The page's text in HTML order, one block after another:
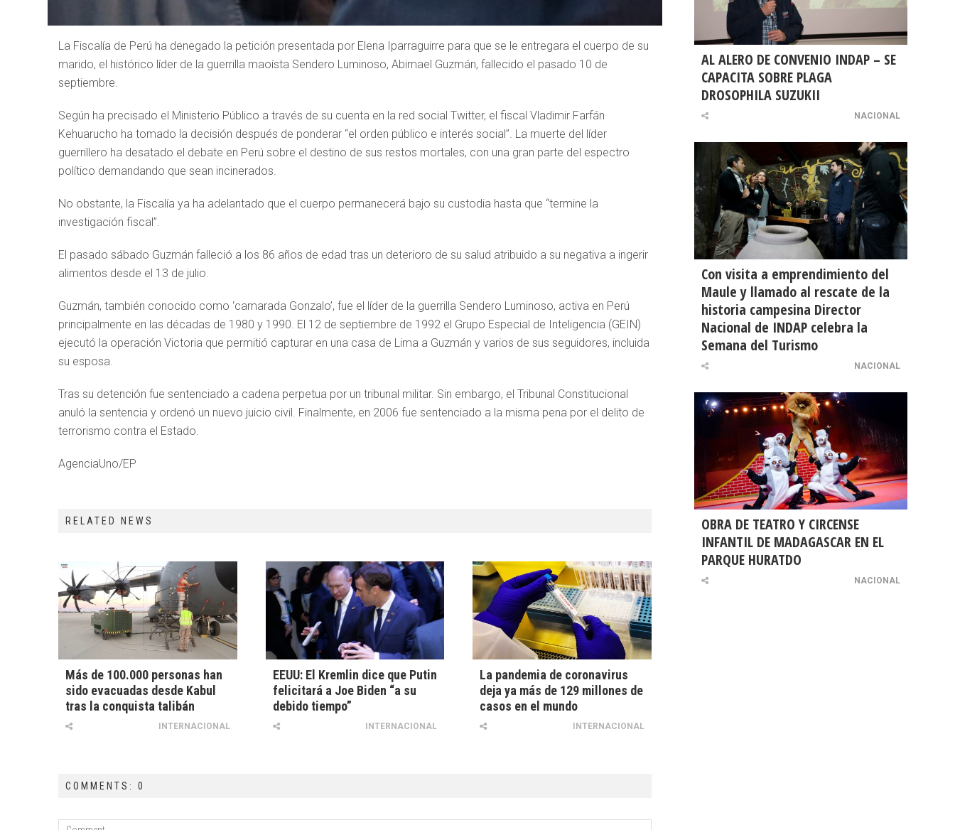
La Fiscalía de Perú ha denegado la petición presentada por Elena Iparraguirre para que se le entregara el cuerpo de su
marido, el histórico líder de la guerrilla maoísta Sendero Luminoso, Abimael Guzmán, fallecido el pasado 10 de
septiembre.
Según ha precisado el Ministerio Público a través de su cuenta en la red social Twitter, el fiscal Vladimir Farfán
Kehuarucho ha tomado la decisión después de ponderar “el orden público e interés social”. La muerte del líder
guerrillero ha desatado el debate en Perú sobre el destino de sus restos mortales, con una gran parte del espectro
político demandando que sean incinerados.
No obstante, la Fiscalía ya ha adelantado que el cuerpo permanecerá bajo su custodia hasta que “termine la
investigación fiscal”.
El pasado sábado Guzmán falleció a los 86 años de edad tras un deterioro de su salud atribuido a su negativa a ingerir
alimentos desde el 13 de julio.
Guzmán, también conocido como ‘camarada Gonzalo’, fue el líder de la guerrilla Sendero Luminoso, activa en Perú
principalmente en las décadas de 1980 y 1990. El 12 de septiembre de 1992 el Grupo Especial de Inteligencia (GEIN)
ejecutó la operación Victoria que permitió capturar en una casa de Lima a Guzmán y varios de sus seguidores, incluida
su esposa.
Tras su detención fue sentenciado a cadena perpetua por un tribunal militar. Sin embargo, el Tribunal Constitucional
anuló la sentencia y ordenó un nuevo juicio civil. Finalmente, en 2006 fue sentenciado a la misma pena por el delito de
terrorismo contra el Estado.
AgenciaUno/EP
RELATED NEWS
Más de 100.000 personas han
sido evacuadas desde Kabul
tras la conquista talibán
INTERNACIONAL
EEUU: El Kremlin dice que Putin
felicitará a Joe Biden “a su
debido tiempo”
INTERNACIONAL
La pandemia de coronavirus
deja ya más de 129 millones de
casos en el mundo
INTERNACIONAL
COMMENTS: 0
AL ALERO DE CONVENIO INDAP – SE
CAPACITA SOBRE PLAGA
DROSOPHILA SUZUKII
NACIONAL
Con visita a emprendimiento del
Maule y llamado al rescate de la
historia campesina Director
Nacional de INDAP celebra la
Semana del Turismo
NACIONAL
OBRA DE TEATRO Y CIRCENSE
INFANTIL DE MADAGASCAR EN EL
PARQUE HURATDO
NACIONAL